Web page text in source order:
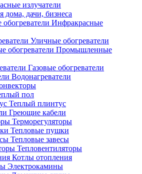
излучатели
дома, дачи, бизнеса
Инфракрасные
Уличные обогреватели
Промышленные
Газовые обогреватели
Водонагреватели
пол
Теплый плинтус
Греющие кабели
Терморегуляторы
Тепловые пушки
Тепловые завесы
Тепловентиляторы
Котлы отопления
Электрокамины